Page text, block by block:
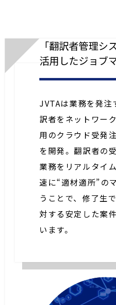
「翻訳者管理シ
活用したジョブ
JVTAは業務を発注
訳者をネットワー
用のクラウド受発
を開発。翻訳者の
業務をリアルタイ
速に“適材適所”の
うことで、修了生
対する安定した案
います。